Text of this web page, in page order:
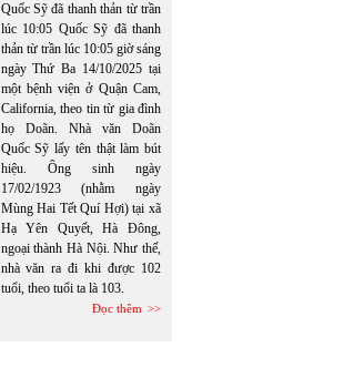
Quốc Sỹ đã thanh thản từ trần
lúc 10:05 Quốc Sỹ đã thanh
thản từ trần lúc 10:05 giờ sáng
ngày Thứ Ba 14/10/2025 tại
một bệnh viện ở Quận Cam,
California, theo tin từ gia đình
họ Doãn. Nhà văn Doãn
Quốc Sỹ lấy tên thật làm bút
hiệu. Ông sinh ngày
17/02/1923 (nhằm ngày
Mùng Hai Tết Quí Hợi) tại xã
Hạ Yên Quyết, Hà Đông,
ngoại thành Hà Nội. Như thế,
nhà văn ra đi khi được 102
tuổi, theo tuổi ta là 103.
Đọc thêm